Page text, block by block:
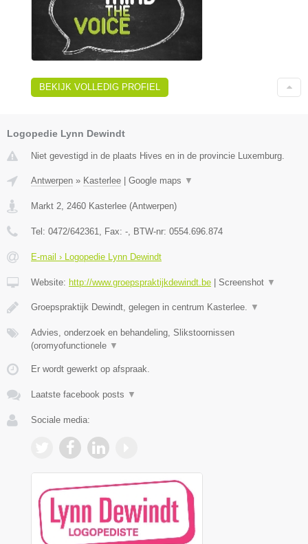
BEKIJK VOLLEDIG PROFIEL
Logopedie Lynn Dewindt
Niet gevestigd in de plaats Hives en in de provincie Luxemburg.
Antwerpen » Kasterlee Google maps ▼
Markt 2, 2460 Kasterlee (Antwerpen)
Tel: 0472/642361, Fax: -, BTW-nr: 0554.696.874
E-mail › Logopedie Lynn Dewindt
Website: http://www.groepspraktijkdewindt.be Screenshot ▼
Groepspraktijk Dewindt, gelegen in centrum Kasterlee. ▼
Advies, onderzoek en behandeling, Slikstoornissen
(oromyofunctionele ▼
Er wordt gewerkt op afspraak.
Laatste facebook posts ▼
Sociale media: